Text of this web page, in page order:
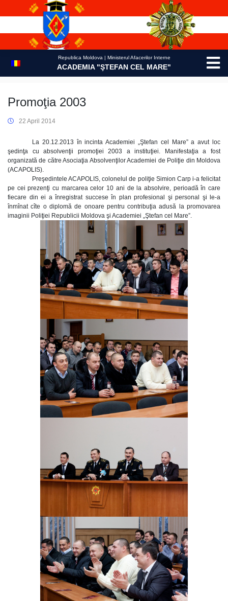
Republica Moldova | Ministerul Afacerilor Interne
ACADEMIA "ŞTEFAN CEL MARE"
Promoţia 2003
22 April 2014
La 20.12.2013 în incinta Academiei „Ştefan cel Mare” a avut loc
şedinţa cu absolvenţii promoţiei 2003 a instituţiei. Manifestaţia a fost
organizată de către Asociaţia Absolvenţilor Academiei de Poliţie din Moldova
(ACAPOLIS).
Preşedintele ACAPOLIS, colonelul de poliţie Simion Carp i-a felicitat
pe cei prezenţi cu marcarea celor 10 ani de la absolvire, perioadă în care
fiecare din ei a înregistrat succese în plan profesional şi personal şi le-a
înmînat cîte o diplomă de onoare pentru contribuţia adusă la promovarea
imaginii Poliţiei Republicii Moldova şi Academiei „Ştefan cel Mare”.